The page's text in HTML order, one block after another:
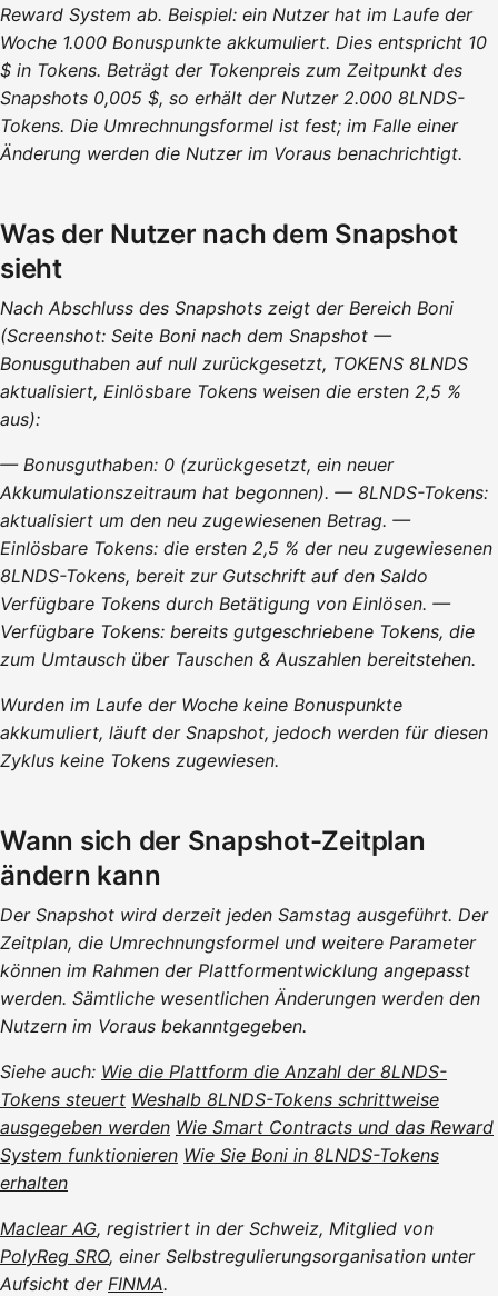
Reward System ab. Beispiel: ein Nutzer hat im Laufe der
Woche 1.000 Bonuspunkte akkumuliert. Dies entspricht 10
$ in Tokens. Beträgt der Tokenpreis zum Zeitpunkt des
Snapshots 0,005 $, so erhält der Nutzer 2.000 8LNDS-
Tokens. Die Umrechnungsformel ist fest; im Falle einer
Änderung werden die Nutzer im Voraus benachrichtigt.
Was der Nutzer nach dem Snapshot
sieht
Nach Abschluss des Snapshots zeigt der Bereich Boni
(Screenshot: Seite Boni nach dem Snapshot —
Bonusguthaben auf null zurückgesetzt, TOKENS 8LNDS
aktualisiert, Einlösbare Tokens weisen die ersten 2,5 %
aus):
— Bonusguthaben: 0 (zurückgesetzt, ein neuer
Akkumulationszeitraum hat begonnen). — 8LNDS-Tokens:
aktualisiert um den neu zugewiesenen Betrag. —
Einlösbare Tokens: die ersten 2,5 % der neu zugewiesenen
8LNDS-Tokens, bereit zur Gutschrift auf den Saldo
Verfügbare Tokens durch Betätigung von Einlösen. —
Verfügbare Tokens: bereits gutgeschriebene Tokens, die
zum Umtausch über Tauschen & Auszahlen bereitstehen.
Wurden im Laufe der Woche keine Bonuspunkte
akkumuliert, läuft der Snapshot, jedoch werden für diesen
Zyklus keine Tokens zugewiesen.
Wann sich der Snapshot-Zeitplan
ändern kann
Der Snapshot wird derzeit jeden Samstag ausgeführt. Der
Zeitplan, die Umrechnungsformel und weitere Parameter
können im Rahmen der Plattformentwicklung angepasst
werden. Sämtliche wesentlichen Änderungen werden den
Nutzern im Voraus bekanntgegeben.
Siehe auch: Wie die Plattform die Anzahl der 8LNDS-
Tokens steuert Weshalb 8LNDS-Tokens schrittweise
ausgegeben werden Wie Smart Contracts und das Reward
System funktionieren Wie Sie Boni in 8LNDS-Tokens
erhalten
Maclear AG, registriert in der Schweiz, Mitglied von
PolyReg SRO, einer Selbstregulierungsorganisation unter
Aufsicht der FINMA.